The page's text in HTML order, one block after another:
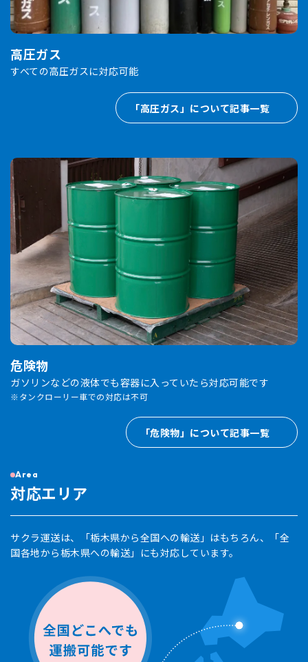
高圧ガス
すべての高圧ガスに対応可能
「高圧ガス」について記事一覧
危険物
ガソリンなどの液体でも容器に入っていたら対応可能です
※タンクローリー車での対応は不可
「危険物」について記事一覧
Area
対応エリア
サクラ運送は、「栃木県から全国への輸送」はもちろん、「全
国各地から栃木県への輸送」にも対応しています。